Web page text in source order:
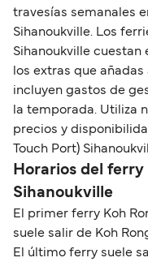
travesías semanales
Sihanoukville. Los
Sihanoukville cuestan
los extras que
incluyen gastos de
la temporada. Utiliza
precios y
Touch Port)
Horarios del ferry
Sihanoukville
El primer ferry Koh
suele salir de Koh
El último ferry suele